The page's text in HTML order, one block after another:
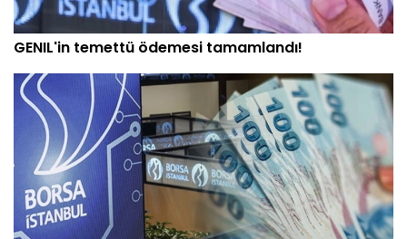
GENIL'in temettü ödemesi tamamlandı!